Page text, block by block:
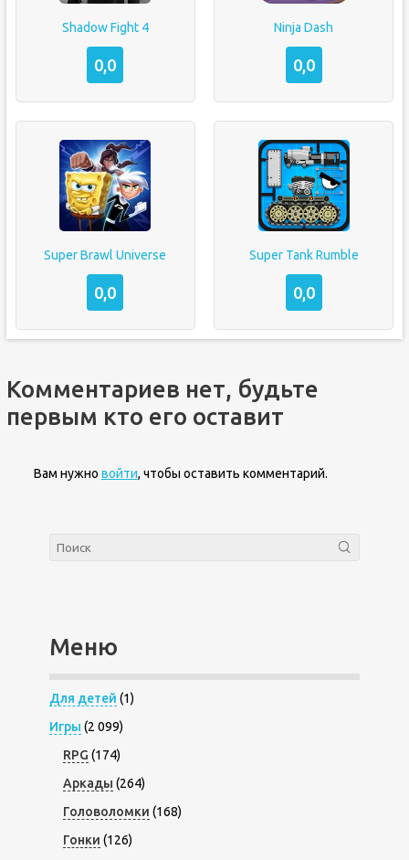
Shadow Fight 4
0,0
Ninja Dash
0,0
Super Brawl Universe
0,0
Super Tank Rumble
0,0
Комментариев нет, будьте
первым кто его оставит
Вам нужно войти, чтобы оставить комментарий.
Меню
Для детей (1)
Игры (2 099)
RPG (174)
Аркады (264)
Головоломки (168)
Гонки (126)